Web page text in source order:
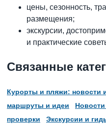
цены, сезонность,
размещения;
экскурсии,
и практические
Связанные
Курорты и пляжи: новости
маршруты и идеи
проверки
Экскурсии и